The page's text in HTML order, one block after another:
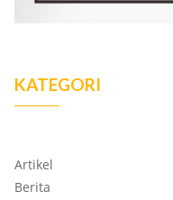
KATEGORI
Artikel
Berita